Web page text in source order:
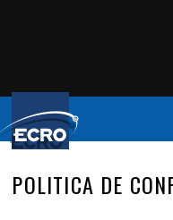
POLITICA DE